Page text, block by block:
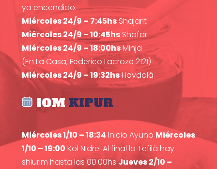
ya encendido.
Miércoles 24/9 – 7:45hsShajarit
Miércoles 24/9 – 10:45hsShofar
Miércoles 24/9 – 18:00hsMinja
(En La Casa, Federico Lacroze 2121)
Miércoles 24/9 – 19:32hsHavdalá
IOM KIPUR
Miércoles 1/10 – 18:34 Inicio Ayuno Miércoles
1/10 – 19:00 Kol Nidrei Al final la Tefilà hay
shiurim hasta las 00.00hsJueves 2/10 –